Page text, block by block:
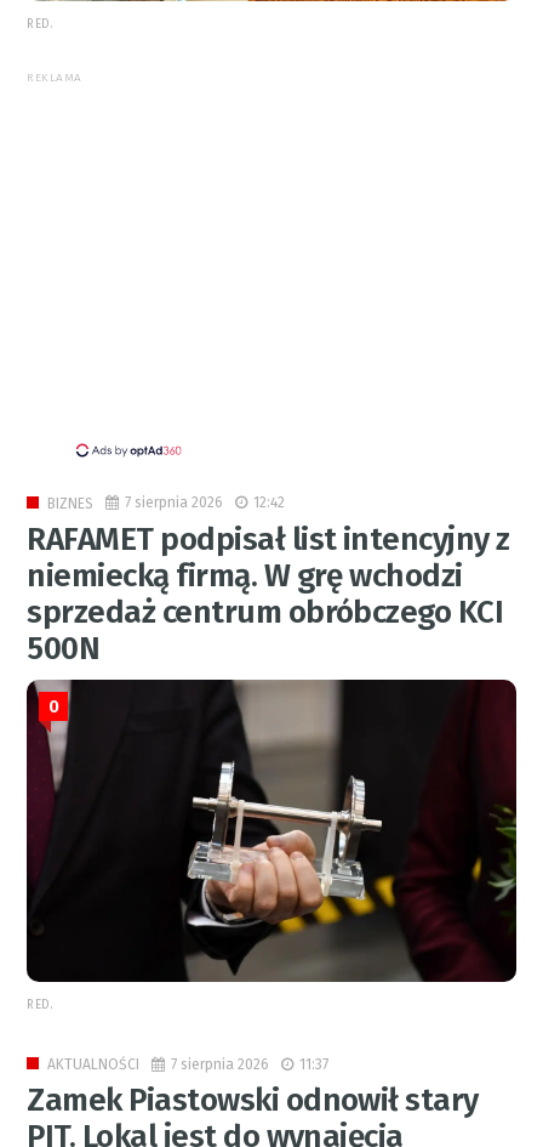
RED.
REKLAMA
BIZNES 7 sierpnia 2026 12:42
RAFAMET podpisał list intencyjny z
niemiecką firmą. W grę wchodzi
sprzedaż centrum obróbczego KCI
500N
0
RED.
AKTUALNOŚCI 7 sierpnia 2026 11:37
Zamek Piastowski odnowił stary
PIT. Lokal jest do wynajęcia